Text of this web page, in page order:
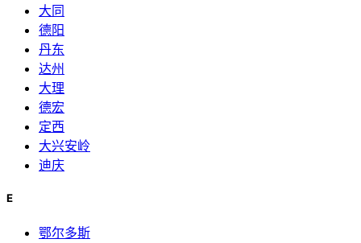
大同
德阳
丹东
达州
大理
德宏
定西
大兴安岭
迪庆
E
鄂尔多斯